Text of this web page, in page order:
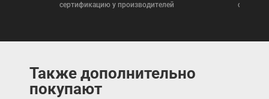
сертификацию у производителей
Также дополнительно
покупают